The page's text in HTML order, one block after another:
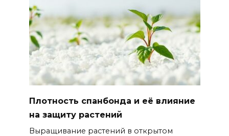
Плотность спанбонда и её влияние
на защиту растений
Выращивание растений в открытом